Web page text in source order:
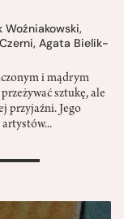
Woźniakowski,
, Agata Bielik-
i mądrym
sztukę, ale
przyjaźni. Jego